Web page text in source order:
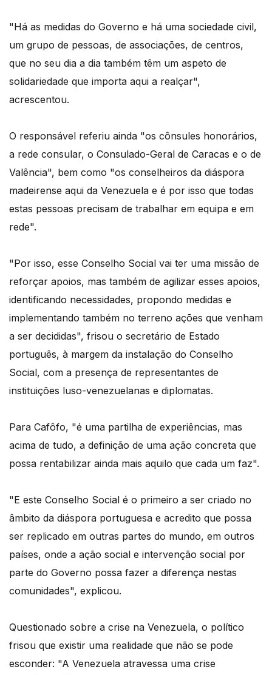
"Há as medidas do Governo e há uma sociedade civil,
um grupo de pessoas, de associações, de centros,
que no seu dia a dia também têm um aspeto de
solidariedade que importa aqui a realçar",
acrescentou.
O responsável referiu ainda "os cônsules honorários,
a rede consular, o Consulado-Geral de Caracas e o de
Valência", bem como "os conselheiros da diáspora
madeirense aqui da Venezuela e é por isso que todas
estas pessoas precisam de trabalhar em equipa e em
rede".
"Por isso, esse Conselho Social vai ter uma missão de
reforçar apoios, mas também de agilizar esses apoios,
identificando necessidades, propondo medidas e
implementando também no terreno ações que venham
a ser decididas", frisou o secretário de Estado
português, à margem da instalação do Conselho
Social, com a presença de representantes de
instituições luso-venezuelanas e diplomatas.
Para Cafôfo, "é uma partilha de experiências, mas
acima de tudo, a definição de uma ação concreta que
possa rentabilizar ainda mais aquilo que cada um faz".
"E este Conselho Social é o primeiro a ser criado no
âmbito da diáspora portuguesa e acredito que possa
ser replicado em outras partes do mundo, em outros
países, onde a ação social e intervenção social por
parte do Governo possa fazer a diferença nestas
comunidades", explicou.
Questionado sobre a crise na Venezuela, o político
frisou que existir uma realidade que não se pode
esconder: "A Venezuela atravessa uma crise